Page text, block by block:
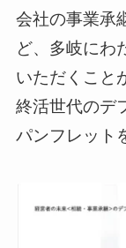
会社の事業承
ど、多岐にわ
いただくこと
終活世代のデ
パンフレット